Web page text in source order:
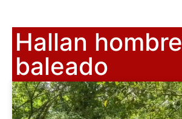
Hallan hombre
baleado